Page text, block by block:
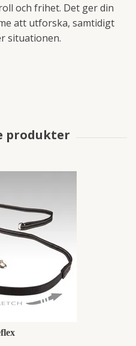
och frihet. Det ger din
att utforska, samtidigt
situationen.